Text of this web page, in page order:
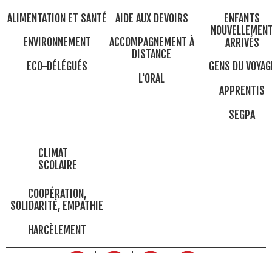
ALIMENTATION ET SANTÉ
ENVIRONNEMENT
ECO-DÉLÉGUÉS
AIDE AUX DEVOIRS
ACCOMPAGNEMENT À
DISTANCE
L'ORAL
ENFANTS
ARRIVÉS
GENS DU
APPRENTIS
SEGPA
CLIMAT
SCOLAIRE
COOPÉRATION,
SOLIDARITÉ, EMPATHIE
HARCÈLEMENT